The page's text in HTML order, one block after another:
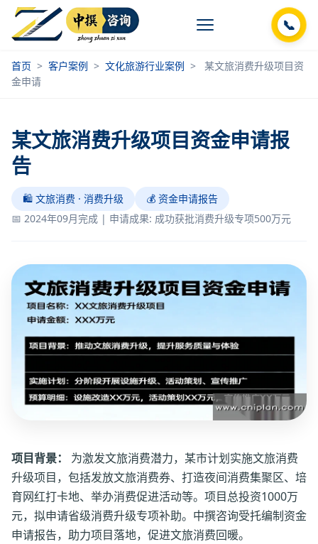
📞
首页 > 客户案例 > 文化旅游行业案例 >
某文旅消费升级项目资
金申请
某文旅消费升级项目资金申请报
告
🛍️ 文旅消费 · 消费升级
💰 资金申请报告
📅 2024年09月完成 | 申请成果: 成功获批消费升级专项500万元
项目背景：
为激发文旅消费潜力，某市计划实施文旅消费
升级项目，包括发放文旅消费券、打造夜间消费集聚区、培
育网红打卡地、举办消费促进活动等。项目总投资1000万
元，拟申请省级消费升级专项补助。中撰咨询受托编制资金
申请报告，助力项目落地，促进文旅消费回暖。